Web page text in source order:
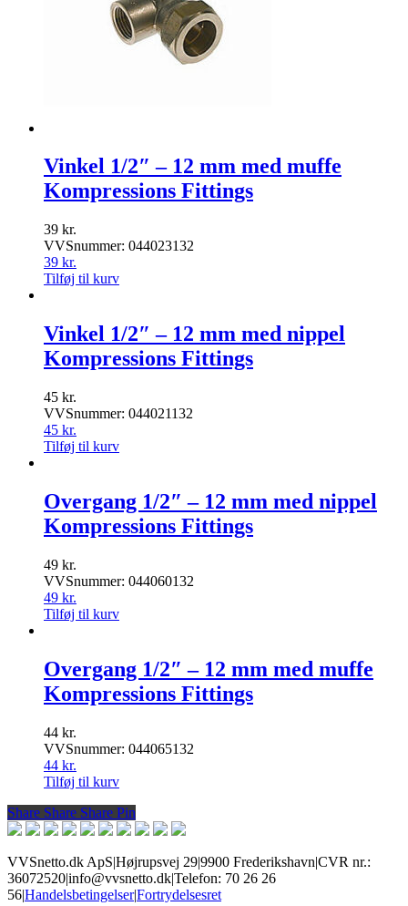
Vinkel 1/2″ – 12 mm med muffe
Kompressions Fittings
39 kr.
VVSnummer: 044023132
39 kr.
Tilføj til kurv
Vinkel 1/2″ – 12 mm med nippel
Kompressions Fittings
45 kr.
VVSnummer: 044021132
45 kr.
Tilføj til kurv
Overgang 1/2″ – 12 mm med nippel
Kompressions Fittings
49 kr.
VVSnummer: 044060132
49 kr.
Tilføj til kurv
Overgang 1/2″ – 12 mm med muffe
Kompressions Fittings
44 kr.
VVSnummer: 044065132
44 kr.
Tilføj til kurv
Share
Share Share Share Pin
VVSnetto.dk ApS|Højrupsvej 29|9900 Frederikshavn|CVR nr.:
36072520|info@vvsnetto.dk|Telefon: 70 26 26
56|Handelsbetingelser|Fortrydelsesret